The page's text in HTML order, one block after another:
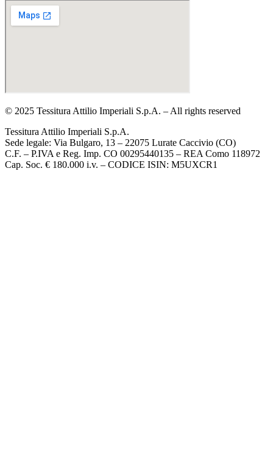
© 2025 Tessitura Attilio Imperiali S.p.A. – All rights reserved
Tessitura Attilio Imperiali S.p.A.
Sede legale: Via Bulgaro, 13 – 22075 Lurate Caccivio (CO)
C.F. – P.IVA e Reg. Imp. CO 00295440135 – REA Como 118972
Cap. Soc. € 180.000 i.v. – CODICE ISIN: M5UXCR1